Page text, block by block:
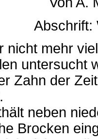
Abschrift:
nicht mehr
untersucht
Zahn der
neben
Brocken